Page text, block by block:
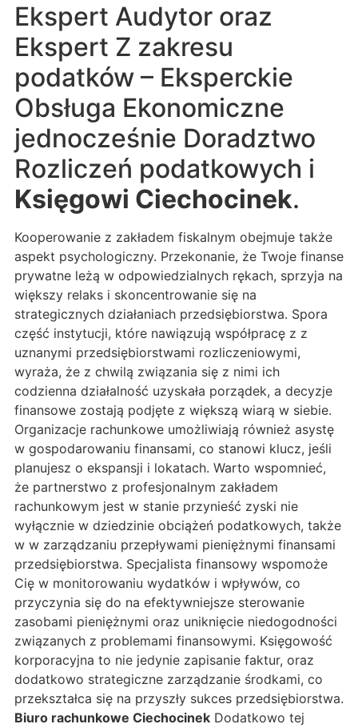
Ekspert Audytor oraz
Ekspert Z zakresu
podatków – Eksperckie
Obsługa Ekonomiczne
jednocześnie Doradztwo
Rozliczeń podatkowych i
Księgowi Ciechocinek.
Kooperowanie z zakładem fiskalnym obejmuje także
aspekt psychologiczny. Przekonanie, że Twoje finanse
prywatne leżą w odpowiedzialnych rękach, sprzyja na
większy relaks i skoncentrowanie się na
strategicznych działaniach przedsiębiorstwa. Spora
część instytucji, które nawiązują współpracę z z
uznanymi przedsiębiorstwami rozliczeniowymi,
wyraża, że z chwilą związania się z nimi ich
codzienna działalność uzyskała porządek, a decyzje
finansowe zostają podjęte z większą wiarą w siebie.
Organizacje rachunkowe umożliwiają również asystę
w gospodarowaniu finansami, co stanowi klucz, jeśli
planujesz o ekspansji i lokatach. Warto wspomnieć,
że partnerstwo z profesjonalnym zakładem
rachunkowym jest w stanie przynieść zyski nie
wyłącznie w dziedzinie obciążeń podatkowych, także
w w zarządzaniu przepływami pieniężnymi finansami
przedsiębiorstwa. Specjalista finansowy wspomoże
Cię w monitorowaniu wydatków i wpływów, co
przyczynia się do na efektywniejsze sterowanie
zasobami pieniężnymi oraz uniknięcie niedogodności
związanych z problemami finansowymi. Księgowość
korporacyjna to nie jedynie zapisanie faktur, oraz
dodatkowo strategiczne zarządzanie środkami, co
przekształca się na przyszły sukces przedsiębiorstwa.
Biuro rachunkowe Ciechocinek Dodatkowo tej